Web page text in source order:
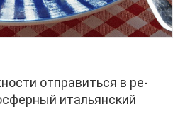
от­пра­вить­ся в ре­
ита­льян­ский